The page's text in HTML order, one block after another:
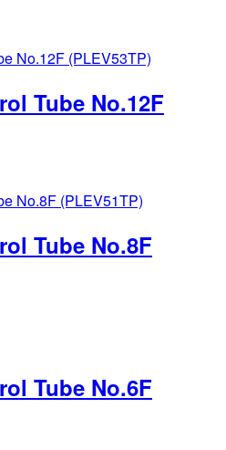
Tube No.12F
Tube No.8F
Tube No.6F